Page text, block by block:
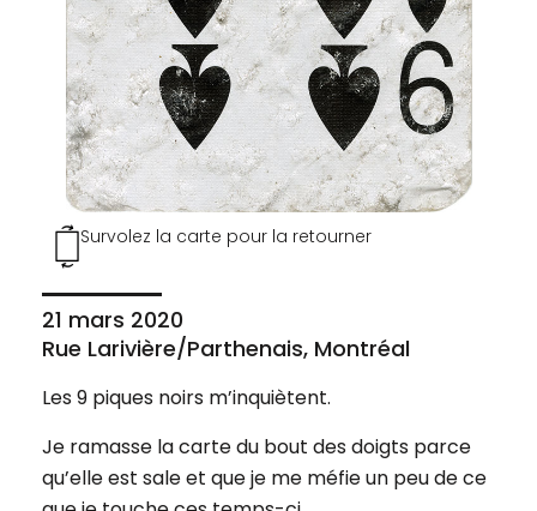
Survolez la carte pour la retourner
21 mars 2020
Rue Larivière/Parthenais, Montréal
Les 9 piques noirs m’inquiètent.
Je ramasse la carte du bout des doigts parce
qu’elle est sale et que je me méfie un peu de ce